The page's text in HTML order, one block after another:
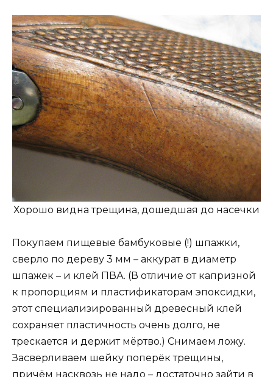
Хорошо видна трещина, дошедшая до насечки
Покупаем пищевые бамбуковые (!) шпажки,
сверло по дереву 3 мм – аккурат в диаметр
шпажек – и клей ПВА. (В отличие от капризной
к пропорциям и пластификаторам эпоксидки,
этот специализированный древесный клей
сохраняет пластичность очень долго, не
трескается и держит мёртво.) Снимаем ложу.
Засверливаем шейку поперёк трещины,
причём насквозь не надо – достаточно зайти в